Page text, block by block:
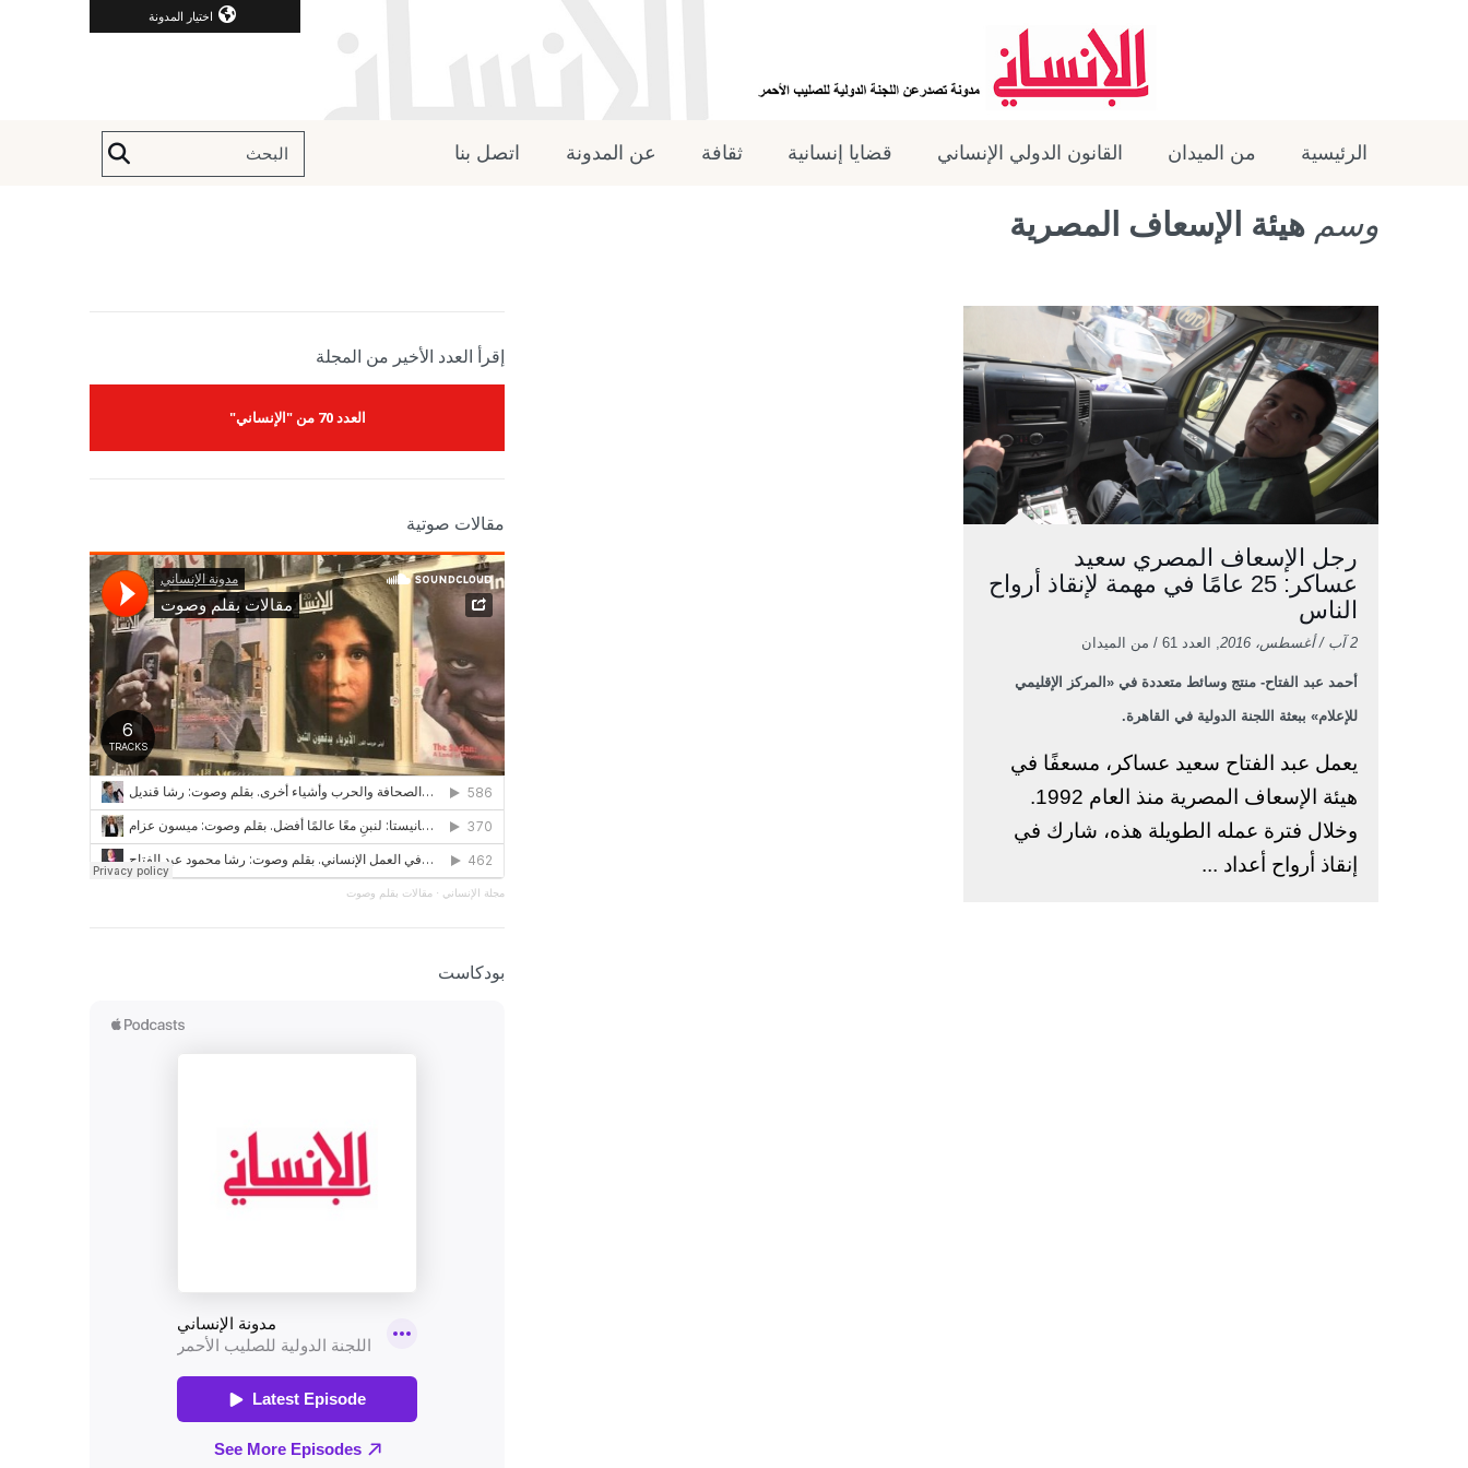
اختيار المدونة
الرئيسية من الميدان القانون الدولي الإنساني قضايا إنسانية ثقافة عن المدونة اتصل بنا
وسم هيئة الإسعاف المصرية
رجل الإسعاف المصري سعيد
عساكر: 25 عامًا في مهمة لإنقاذ أرواح
الناس
2 آب / أغسطس، 2016 , العدد 61 / من الميدان
أحمد عبد الفتاح- منتج وسائط متعددة في «المركز الإقليمي
للإعلام» ببعثة اللجنة الدولية في القاهرة.
يعمل عبد الفتاح سعيد عساكر، مسعفًا في
هيئة الإسعاف المصرية منذ العام 1992.
وخلال فترة عمله الطويلة هذه، شارك في
إنقاذ أرواح أعداد ...
إقرأ العدد الأخير من المجلة
العدد 70 من "الإنساني"
مقالات صوتية
مجلة الإنساني · مقالات بقلم وصوت
بودكاست